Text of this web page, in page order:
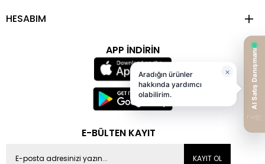
HESABIM
APP İNDİRİN
E-BÜLTEN KAYIT
KAYIT OL